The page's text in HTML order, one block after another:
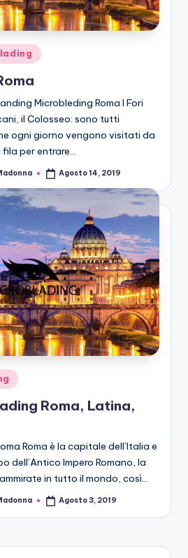
Microbleding Roma I Fori
il Colosseo: sono tutti
ogni giorno vengono visitati da
per entrare…
Agosto 14, 2019
Roma, Latina,
Roma è la capitale dell’Italia e
dell’Antico Impero Romano, la
in tutto il mondo, così…
Agosto 3, 2019